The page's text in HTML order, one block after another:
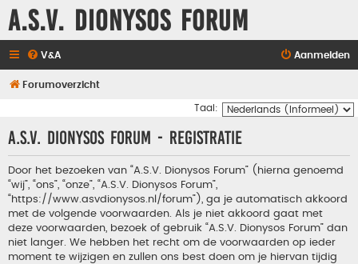
A.S.V. Dionysos Forum
V&A Aanmelden
Forumoverzicht
Taal:
A.S.V. Dionysos Forum - Registratie
Door het bezoeken van “A.S.V. Dionysos Forum” (hierna genoemd
“wij”, “ons”, “onze”, “A.S.V. Dionysos Forum”,
“https://www.asvdionysos.nl/forum”), ga je automatisch akkoord
met de volgende voorwaarden. Als je niet akkoord gaat met
deze voorwaarden, bezoek of gebruik “A.S.V. Dionysos Forum” dan
niet langer. We hebben het recht om de voorwaarden op ieder
moment te wijzigen en zullen ons best doen om je hiervan tijdig